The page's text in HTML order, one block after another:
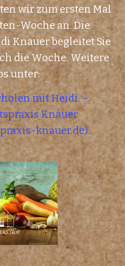
wir zum ersten Mal
Woche an. Die
Knauer begleitet Sie
die Woche. Weitere
unter:
mit Heidi. –
Knauer
knauer.de)